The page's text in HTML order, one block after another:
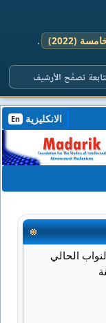
(2022)
.
تصفّح الأرشيف
الانكليزية En
الحالي